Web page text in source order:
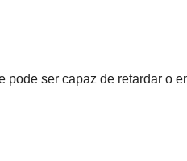
ser capaz de retardar o